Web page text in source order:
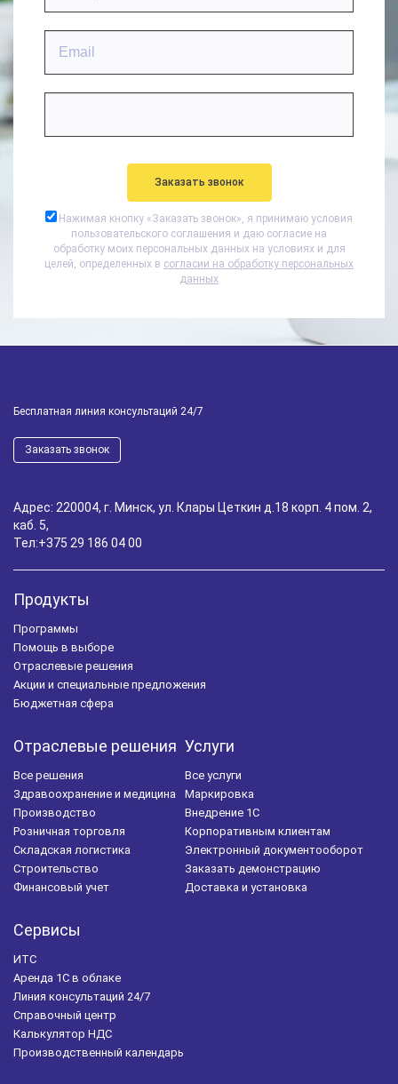
Нажимая кнопку «Заказать звонок», я принимаю условия
пользовательского соглашения и даю согласие на
обработку моих персональных данных на условиях и для
целей, определенных в согласии на обработку персональных
данных
Бесплатная линия консультаций 24/7
Заказать звонок
Адрес: 220004, г. Минск, ул. Клары Цеткин д.18 корп. 4 пом. 2,
каб. 5,
Тел:+375 29 186 04 00
Продукты
Программы
Помощь в выборе
Отраслевые решения
Акции и специальные предложения
Бюджетная сфера
Отраслевые решения
Все решения
Здравоохранение и медицина
Производство
Розничная торговля
Складская логистика
Строительство
Финансовый учет
Услуги
Все услуги
Маркировка
Внедрение 1С
Корпоративным клиентам
Электронный документооборот
Заказать демонстрацию
Доставка и установка
Сервисы
ИТС
Аренда 1С в облаке
Линия консультаций 24/7
Справочный центр
Калькулятор НДС
Производственный календарь